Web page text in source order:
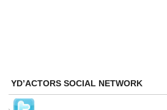
YD’ACTORS SOCIAL NETWORK